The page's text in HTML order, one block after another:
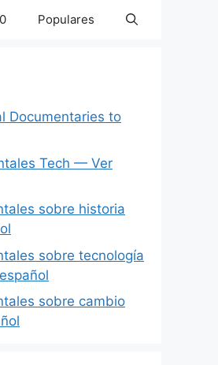
Populares
Documentaries to
Tech — Ver
sobre historia
sobre tecnología
sobre cambio